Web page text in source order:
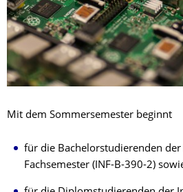
Mit dem Sommersemester beginnt
für die Bachelorstudierenden
Fachsemester (INF-B-390-2)